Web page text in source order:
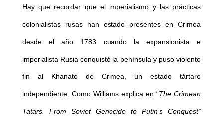
Hay que recordar que el imperialismo y las prácticas
colonialistas rusas han estado presentes en Crimea
desde el año 1783 cuando la expansionista e
imperialista Rusia conquistó la península y puso violento
fin al Khanato de Crimea, un estado tártaro
independiente. Como Williams explica en “The Crimean
Tatars. From Soviet Genocide to Putin’s Conquest”